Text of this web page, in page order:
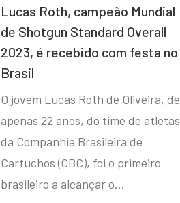
Lucas Roth, campeão Mundial
de Shotgun Standard Overall
2023, é recebido com festa no
Brasil
O jovem Lucas Roth de Oliveira, de
apenas 22 anos, do time de atletas
da Companhia Brasileira de
Cartuchos (CBC), foi o primeiro
brasileiro a alcançar o…